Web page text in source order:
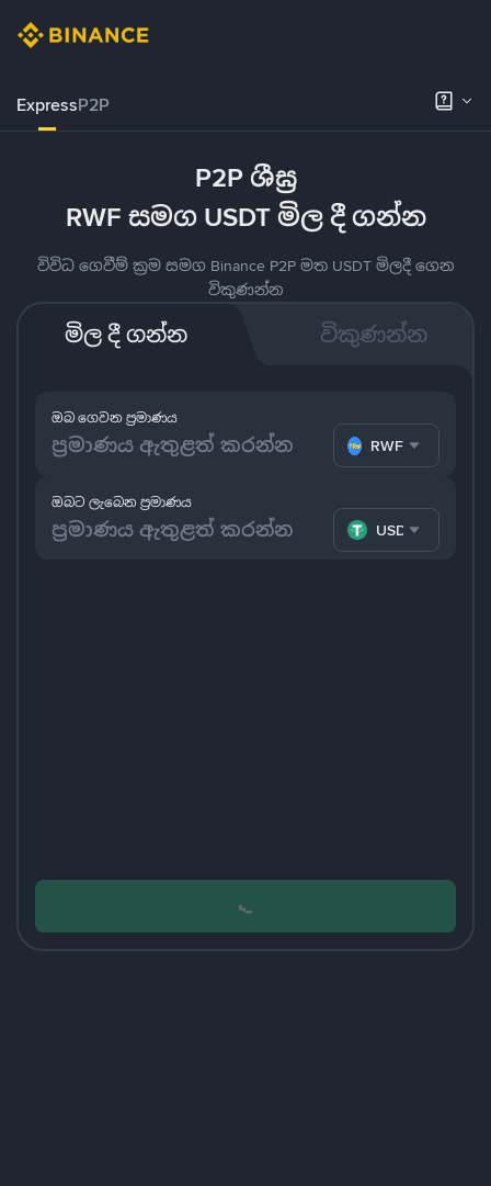
ExpressP2P
P2P ශීඝ්‍ර
RWF සමග USDT මිල දී ගන්න
විවිධ ගෙවීම් ක්‍රම සමග Binance P2P මත USDT මිලදී ගෙන
විකුණන්න
මිල දී ගන්න විකුණන්න
ඔබ ගෙවන ප්‍රමාණය
RWF
ඔබට ලැබෙන ප්‍රමාණය
USDT